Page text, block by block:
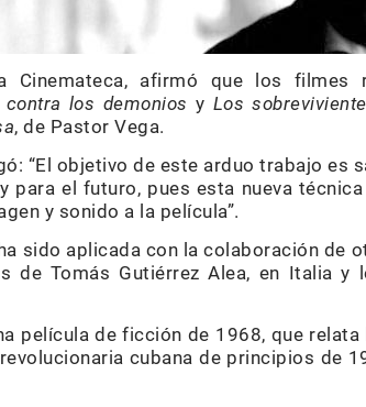
Cinemateca, afirmó que los
contra los demonios y Los
, de Pastor Vega.
“El objetivo de este arduo trabajo es
para el futuro, pues esta nueva
y sonido a la película”.
sido aplicada con la colaboración de
de Tomás Gutiérrez Alea, en Italia y
película de ficción de 1968, que
cubana de principios de